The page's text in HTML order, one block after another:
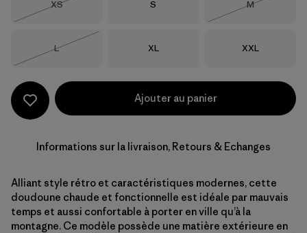
Taille
XS
Taille
S Taille
M
Taille
L
Taille
XL Taille
XXL
Ajouter au panier
Informations sur la livraison, Retours & Echanges
Alliant style rétro et caractéristiques modernes, cette
doudoune chaude et fonctionnelle est idéale par mauvais
temps et aussi confortable à porter en ville qu’à la
montagne. Ce modèle possède une matière extérieure en